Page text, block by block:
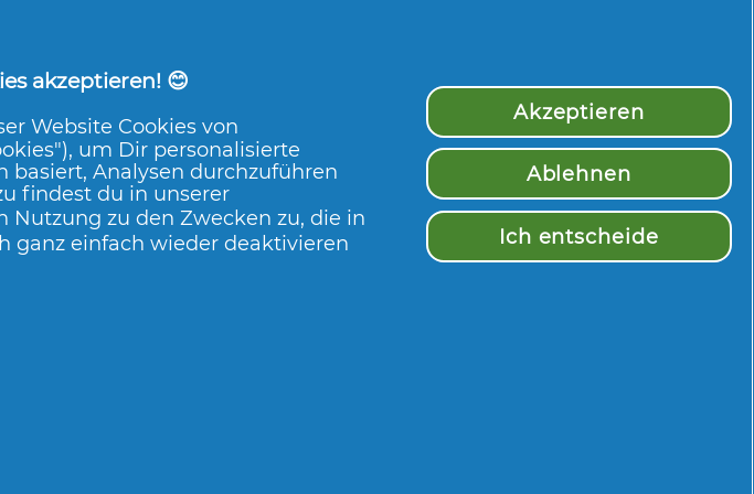
denke
Indem
auch
akzeptieren! 😊
Website Cookies von
um Dir personalisierte
basiert, Analysen durchzuführen
findest du in unserer
Nutzung zu den Zwecken zu, die in
ganz einfach wieder deaktivieren
Akzeptieren
Ablehnen
Ich entscheide